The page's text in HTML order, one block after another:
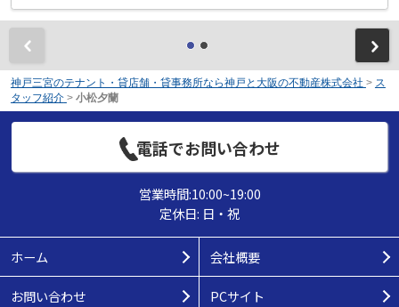
神戸三宮のテナント・貸店舗・貸事務所なら神戸と大阪の不動産株式会社 > ス
タッフ紹介 > 小松夕蘭
電話でお問い合わせ
営業時間:10:00~19:00
定休日: 日・祝
ホーム 会社概要
お問い合わせ PCサイト